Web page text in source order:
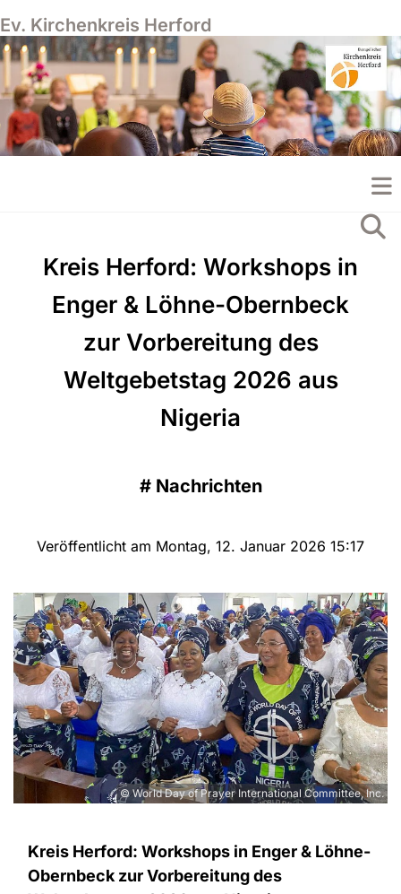
Ev. Kirchenkreis Herford
Kreis Herford: Workshops in
Enger & Löhne-Obernbeck
zur Vorbereitung des
Weltgebetstag 2026 aus
Nigeria
# Nachrichten
Veröffentlicht am Montag, 12. Januar 2026 15:17
© World Day of Prayer International Committee, Inc.
Kreis Herford: Workshops in Enger & Löhne-
Obernbeck zur Vorbereitung des